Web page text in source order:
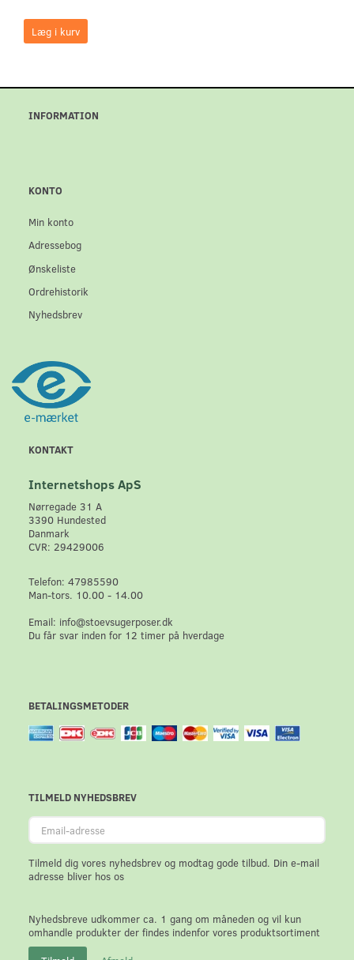
Læg i kurv
INFORMATION
KONTO
Min konto
Adressebog
Ønskeliste
Ordrehistorik
Nyhedsbrev
KONTAKT
Internetshops ApS
Nørregade 31 A
3390 Hundested
Danmark
CVR: 29429006
Telefon: 47985590
Man-tors. 10.00 - 14.00
Email: info@stoevsugerposer.dk
Du får svar inden for 12 timer på hverdage
BETALINGSMETODER
TILMELD NYHEDSBREV
Email-
adresse
Tilmeld dig vores nyhedsbrev og modtag gode tilbud. Din e-mail
adresse bliver hos os
Nyhedsbreve udkommer ca. 1 gang om måneden og vil kun
omhandle produkter der findes indenfor vores produktsortiment